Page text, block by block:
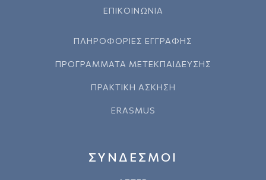
ΕΠΙΚΟΙΝΩΝΙΑ
ΠΛΗΡΟΦΟΡΙΕΣ ΕΓΓΡΑΦΗΣ
ΠΡΟΓΡΑΜΜΑΤΑ ΜΕΤΕΚΠΑΙΔΕΥΣΗΣ
ΠΡΑΚΤΙΚΗ ΑΣΚΗΣΗ
ERASMUS
ΣΥΝΔΕΣΜΟΙ